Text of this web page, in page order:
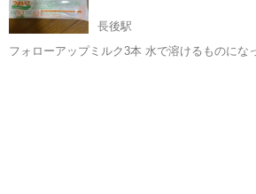
長後駅
フォローアップミルク3本 水で溶けるものにな